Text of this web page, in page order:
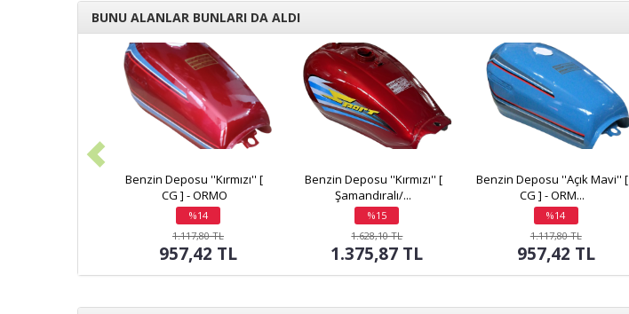
BUNU ALANLAR BUNLARI DA ALDI
Benzin Deposu ''Kırmızı'' [
CG ] - ORMO
%14
indirim
1.117,80 TL
957,42 TL
Benzin Deposu ''Kırmızı'' [
Şamandıralı/...
%15
indirim
1.628,10 TL
1.375,87 TL
Benzin Deposu ''Açık Mavi'' [
CG ] - ORM...
%14
indirim
1.117,80 TL
957,42 TL